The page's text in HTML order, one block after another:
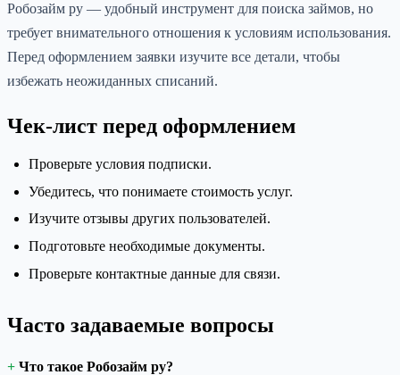
Робозайм ру — удобный инструмент для поиска займов, но
требует внимательного отношения к условиям использования.
Перед оформлением заявки изучите все детали, чтобы
избежать неожиданных списаний.
Чек-лист перед оформлением
Проверьте условия подписки.
Убедитесь, что понимаете стоимость услуг.
Изучите отзывы других пользователей.
Подготовьте необходимые документы.
Проверьте контактные данные для связи.
Часто задаваемые вопросы
Что такое Робозайм ру?